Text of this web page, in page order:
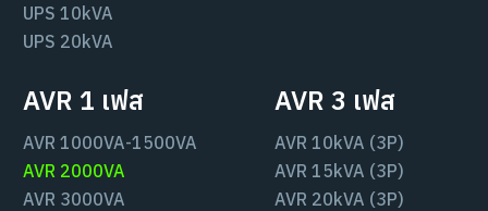
UPS 10kVA
UPS 20kVA
AVR 1 เฟส
AVR 1000VA-1500VA
AVR 2000VA
AVR 3000VA
AVR 3 เฟส
AVR 10kVA (3P)
AVR 15kVA (3P)
AVR 20kVA (3P)